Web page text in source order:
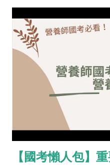
【國考懶人包】